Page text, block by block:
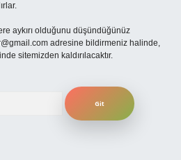
aykırı olduğunu düşündüğünüz
adresine bildirmeniz halinde,
sitemizden kaldırılacaktır.